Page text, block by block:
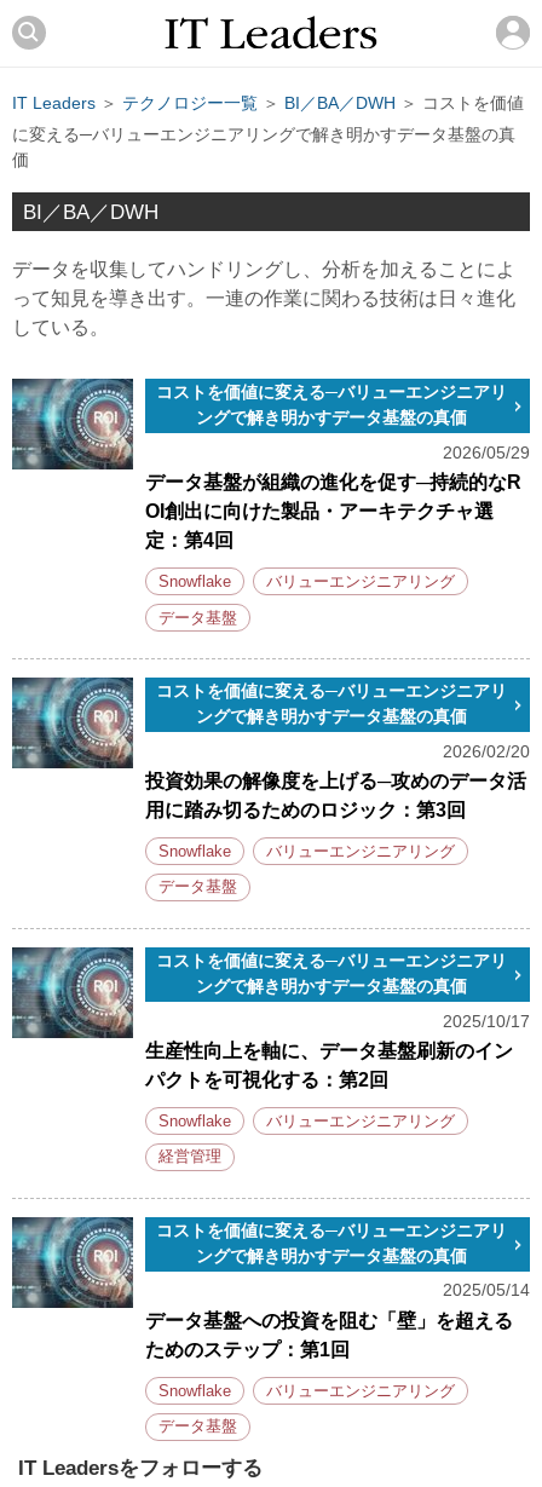
IT Leaders ＞ テクノロジー一覧 ＞ BI／BA／DWH ＞ コストを価値
に変える─バリューエンジニアリングで解き明かすデータ基盤の真
価
BI／BA／DWH
データを収集してハンドリングし、分析を加えることによ
って知見を導き出す。一連の作業に関わる技術は日々進化
している。
コストを価値に変える─バリューエンジニアリ
ングで解き明かすデータ基盤の真価
2026/05/29
データ基盤が組織の進化を促す─持続的なR
OI創出に向けた製品・アーキテクチャ選
定：第4回
Snowflake バリューエンジニアリング
データ基盤
コストを価値に変える─バリューエンジニアリ
ングで解き明かすデータ基盤の真価
2026/02/20
投資効果の解像度を上げる─攻めのデータ活
用に踏み切るためのロジック：第3回
Snowflake バリューエンジニアリング
データ基盤
コストを価値に変える─バリューエンジニアリ
ングで解き明かすデータ基盤の真価
2025/10/17
生産性向上を軸に、データ基盤刷新のイン
パクトを可視化する：第2回
Snowflake バリューエンジニアリング
経営管理
コストを価値に変える─バリューエンジニアリ
ングで解き明かすデータ基盤の真価
2025/05/14
データ基盤への投資を阻む「壁」を超える
ためのステップ：第1回
Snowflake バリューエンジニアリング
データ基盤
IT Leadersをフォローする